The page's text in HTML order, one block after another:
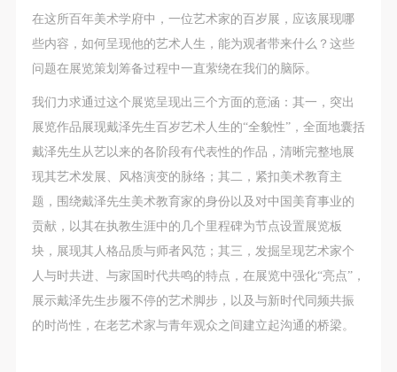
在这所百年美术学府中，一位艺术家的百岁展，应该展现哪
些内容，如何呈现他的艺术人生，能为观者带来什么？这些
问题在展览策划筹备过程中一直萦绕在我们的脑际。
我们力求通过这个展览呈现出三个方面的意涵：其一，突出
展览作品展现戴泽先生百岁艺术人生的“全貌性”，全面地囊括
戴泽先生从艺以来的各阶段有代表性的作品，清晰完整地展
现其艺术发展、风格演变的脉络；其二，紧扣美术教育主
题，围绕戴泽先生美术教育家的身份以及对中国美育事业的
贡献，以其在执教生涯中的几个里程碑为节点设置展览板
块，展现其人格品质与师者风范；其三，发掘呈现艺术家个
人与时共进、与家国时代共鸣的特点，在展览中强化“亮点”，
展示戴泽先生步履不停的艺术脚步，以及与新时代同频共振
的时尚性，在老艺术家与青年观众之间建立起沟通的桥梁。
第六条
参与活动者在参与活动时应当在美术馆工作人员及活
动导师、教师指导下进行，并正确的使用活动中所涉
与者因个人原因在使用相应绘画工具、创作材料及配
套设备、设施造成个人受伤、伤害他人及造成相应工
具、材料、设备或设施的故障或损坏。参与活动者应
当承当相应的全部责任，并主动赔偿相应的经济损
失。活动中任何非事故当事人及美术馆将不承担人身
事故的任何责任。
中央美术学院美术馆肖像权许可使用协议
根据《中华人民共和国广告法》、《中华人民共和国
民法通则》以及 最高人民法院关于贯彻执行 《中华
人民共和国民法通则》若干问题的意见（试行）>的
第六条
参与活动者在参与活动时应当在美术馆工作人员及活
动导师、教师指导下进行，并正确的使用活动中所涉
与者因个人原因在使用相应绘画工具、创作材料及配
套设备、设施造成个人受伤、伤害他人及造成相应工
具、材料、设备或设施的故障或损坏。参与活动者应
当承当相应的全部责任，并主动赔偿相应的经济损
失。活动中任何非事故当事人及美术馆将不承担人身
事故的任何责任。
中央美术学院美术馆肖像权许可使用协议
根据《中华人民共和国广告法》、《中华人民共和国
民法通则》以及 最高人民法院关于贯彻执行 《中华
人民共和国民法通则》若干问题的意见（试行）>的
第六条
参与活动者在参与活动时应当在美术馆工作人员及活
动导师、教师指导下进行，并正确的使用活动中所涉
与者因个人原因在使用相应绘画工具、创作材料及配
套设备、设施造成个人受伤、伤害他人及造成相应工
具、材料、设备或设施的故障或损坏。参与活动者应
当承当相应的全部责任，并主动赔偿相应的经济损
失。活动中任何非事故当事人及美术馆将不承担人身
事故的任何责任。
中央美术学院美术馆肖像权许可使用协议
根据《中华人民共和国广告法》、《中华人民共和国
民法通则》以及 最高人民法院关于贯彻执行 《中华
人民共和国民法通则》若干问题的意见（试行）>的